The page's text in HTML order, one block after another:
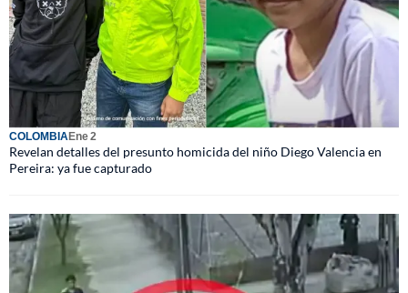
COLOMBIAEne 2
Revelan detalles del presunto homicida del niño Diego Valencia en
Pereira: ya fue capturado